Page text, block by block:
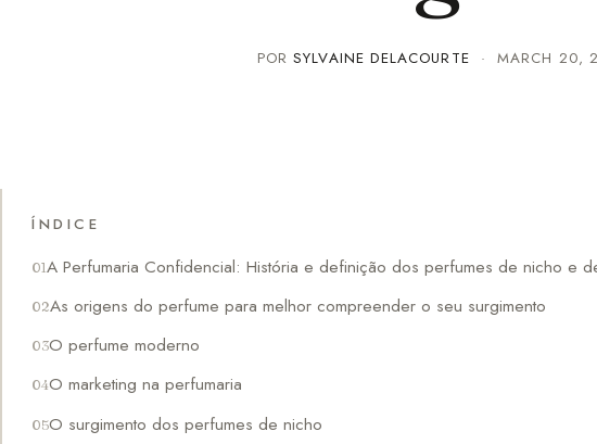
PORSYLVAINE DELACOURTE ·MARCH 20,
ÍNDICE
A Perfumaria Confidencial: História e definição dos perfumes de nicho e
As origens do perfume para melhor compreender o seu surgimento
O perfume moderno
O marketing na perfumaria
O surgimento dos perfumes de nicho